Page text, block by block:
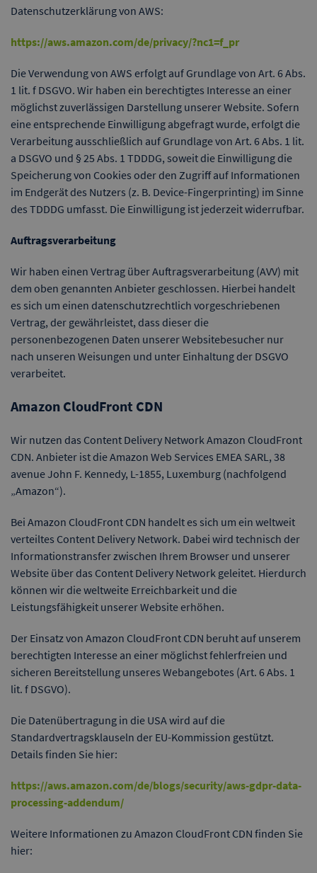
Datenschutzerklärung von AWS:
https://aws.amazon.com/de/privacy/?nc1=f_pr
Die Verwendung von AWS erfolgt auf Grundlage von Art. 6 Abs.
1 lit. f DSGVO. Wir haben ein berechtigtes Interesse an einer
möglichst zuverlässigen Darstellung unserer Website. Sofern
eine entsprechende Einwilligung abgefragt wurde, erfolgt die
Verarbeitung ausschließlich auf Grundlage von Art. 6 Abs. 1 lit.
a DSGVO und § 25 Abs. 1 TDDDG, soweit die Einwilligung die
Speicherung von Cookies oder den Zugriff auf Informationen
im Endgerät des Nutzers (z. B. Device-Fingerprinting) im Sinne
des TDDDG umfasst. Die Einwilligung ist jederzeit widerrufbar.
Auftragsverarbeitung
Wir haben einen Vertrag über Auftragsverarbeitung (AVV) mit
dem oben genannten Anbieter geschlossen. Hierbei handelt
es sich um einen datenschutzrechtlich vorgeschriebenen
Vertrag, der gewährleistet, dass dieser die
personenbezogenen Daten unserer Websitebesucher nur
nach unseren Weisungen und unter Einhaltung der DSGVO
verarbeitet.
Amazon CloudFront CDN
Wir nutzen das Content Delivery Network Amazon CloudFront
CDN. Anbieter ist die Amazon Web Services EMEA SARL, 38
avenue John F. Kennedy, L-1855, Luxemburg (nachfolgend
„Amazon“).
Bei Amazon CloudFront CDN handelt es sich um ein weltweit
verteiltes Content Delivery Network. Dabei wird technisch der
Informationstransfer zwischen Ihrem Browser und unserer
Website über das Content Delivery Network geleitet. Hierdurch
können wir die weltweite Erreichbarkeit und die
Leistungsfähigkeit unserer Website erhöhen.
Der Einsatz von Amazon CloudFront CDN beruht auf unserem
berechtigten Interesse an einer möglichst fehlerfreien und
sicheren Bereitstellung unseres Webangebotes (Art. 6 Abs. 1
lit. f DSGVO).
Die Datenübertragung in die USA wird auf die
Standardvertragsklauseln der EU-Kommission gestützt.
Details finden Sie hier:
https://aws.amazon.com/de/blogs/security/aws-gdpr-data-
processing-addendum/
Weitere Informationen zu Amazon CloudFront CDN finden Sie
hier: